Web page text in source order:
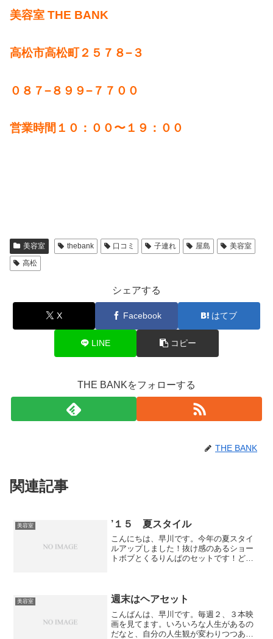
美容室 THE BANK
高松市高松町２５７８−３
０８７−８９９−７７００
営業時間１０：００〜１９：００
美容室 thebank 口コミ 子連れ 屋島
美容室
高松
シェアする
X Facebook はてブ
LINE コピー
THE BANKをフォローする
THE BANK
関連記事
美容室 ’１５ 夏スタイル
こんにちは、早川です。今年の夏スタイ
ルアップしました！抜け感のあるショー
トボブとくるりんぱのセットです！どち
−３０８７−８９９...
美容室 週末はヘアセット
こんばんは、早川です。毎週２、３本映
画を見てます。いろいろな人生があるの
だなと、自分の人生観が変わりつつある